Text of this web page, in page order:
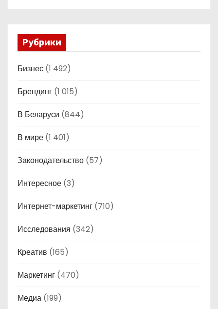
Рубрики
Бизнес (1 492)
Брендинг (1 015)
В Беларуси (844)
В мире (1 401)
Законодательство (57)
Интересное (3)
Интернет-маркетинг (710)
Исследования (342)
Креатив (165)
Маркетинг (470)
Медиа (199)